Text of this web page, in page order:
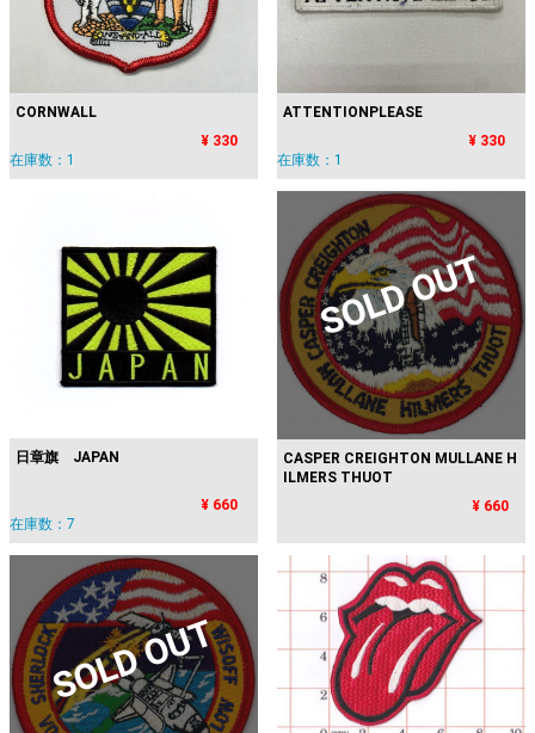
CORNWALL
¥ 330
在庫数：1
ATTENTIONPLEASE
¥ 330
在庫数：1
日章旗 JAPAN
¥ 660
在庫数：7
SOLD OUT
CASPER CREIGHTON MULLANE H
ILMERS THUOT
¥ 660
SOLD OUT